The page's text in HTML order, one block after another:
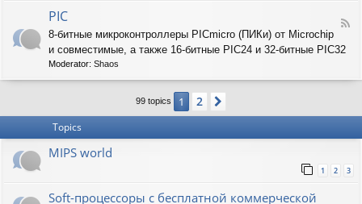
VF
e
PIC
8-битные микроконтроллеры PICmicro (ПИКи) от Microchip
и совместимые, а также 16-битные PIC24 и 32-битные PIC32
Moderator: Shaos
99 topics 1 2
Topics
MIPS world
1 2 3
Soft-процессоры с бесплатной коммерческой